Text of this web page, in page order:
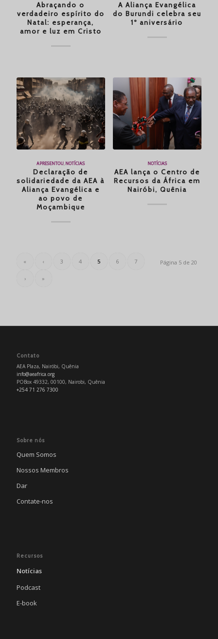
Abraçando o
verdadeiro espírito do
Natal: esperança,
amor e luz em Cristo
A Aliança Evangélica
do Burundi celebra seu
1º aniversário
APRESENTOU NOTÍCIAS
Declaração de
solidariedade da AEA à
Aliança Evangélica e
ao povo de
Moçambique
NOTÍCIAS
AEA lança o Centro de
Recursos da África em
Nairóbi, Quênia
Página 5 de 20
« ‹ 3 4 5 6 7
› »
Contato
AEA Plaza, Nairóbi, Quênia
info@aeafrica.org
POBox 49332, 00100, Nairobi, Quênia
+254 71 276 7300
Sobre nós
Quem Somos
Nossos Membros
Dar
Contate-nos
Recursos
Notícias
Podcast
E-book